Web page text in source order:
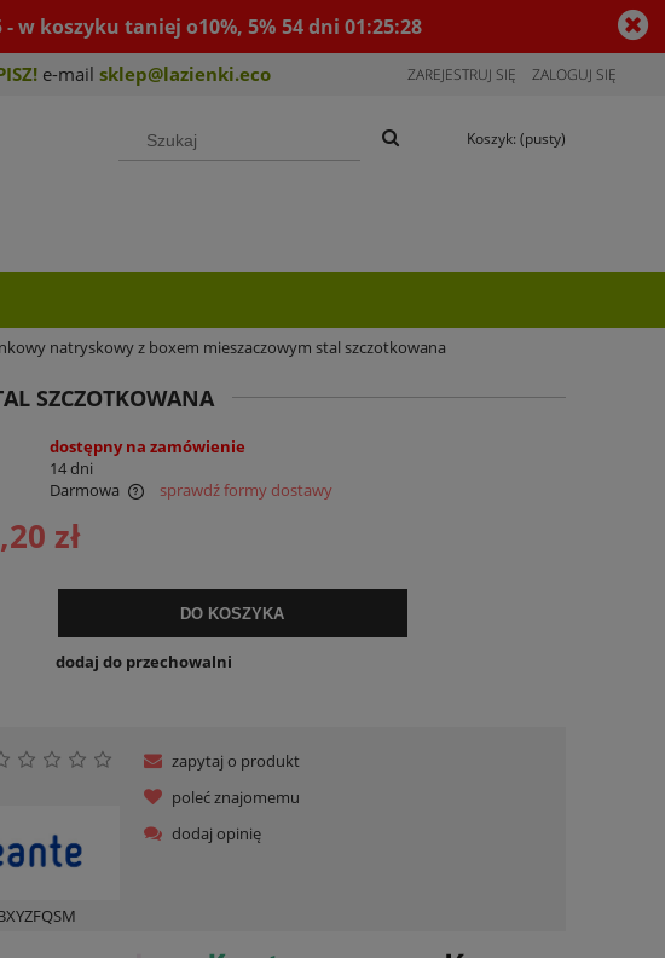
- w koszyku taniej o10%, 5% 54dni01:25:27
e-mail sklep@lazienki.eco ZAREJESTRUJ SIĘ ZALOGUJ SIĘ
Koszyk: (pusty)
natryskowy z boxem mieszaczowym stal szczotkowana
SZCZOTKOWANA
dostępny na zamówienie
14 dni
Darmowa
kosztów
sprawdź formy dostawy
zł
DO KOSZYKA
dodaj do przechowalni
zapytaj o produkt
poleć znajomemu
dodaj opinię